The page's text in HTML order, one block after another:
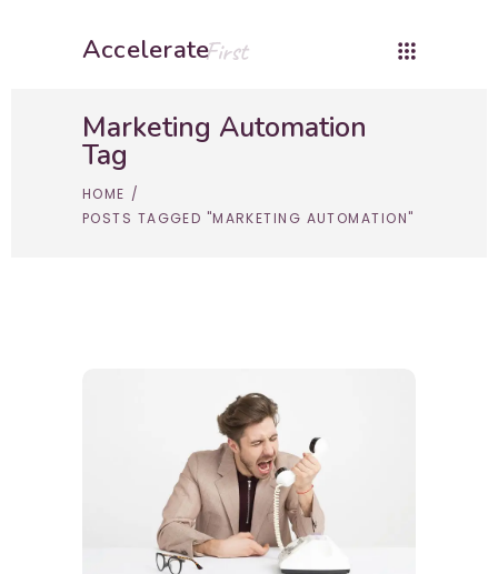
AccelerateFirst
Marketing Automation
Tag
HOME /
POSTS TAGGED "MARKETING AUTOMATION"